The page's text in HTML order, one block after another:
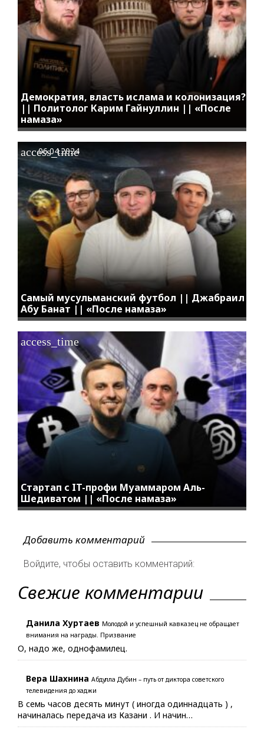
Демократия, власть ислама и колонизация?
|| Политолог Карим Гайнуллин || «После
намаза»
Самый мусульманский футбол || Джабраил
Абу Банат || «После намаза»
access_time
06.04.2024
Стартап с IT-профи Муаммаром Аль-
Шедиватом || «После намаза»
access_time
Добавить комментарий
Войдите, чтобы оставить комментарий:
Свежие комментарии
Данила Хуртаев Молодой и успешный кавказец не обращает
внимания на награды. Призвание
О, надо же, однофамилец.
Вера Шахнина Абдулла Дубин – путь от диктора советского
телевидения до хаджи
В семь часов десять минут ( иногда одиннадцать ) ,
начиналась передача из Казани . И начин…